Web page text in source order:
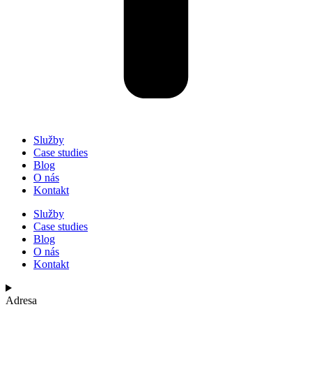
Služby
Case studies
Blog
O nás
Kontakt
Služby
Case studies
Blog
O nás
Kontakt
Adresa